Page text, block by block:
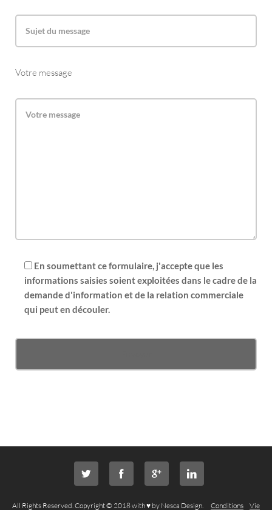
Votre message
En soumettant ce formulaire, j'accepte que les
informations saisies soient exploitées dans le cadre de la
demande d'information et de la relation commerciale
qui peut en découler.
All Rights Reserved. Copyright © 2018 with ♥ by Nesca Design. Conditions Vie